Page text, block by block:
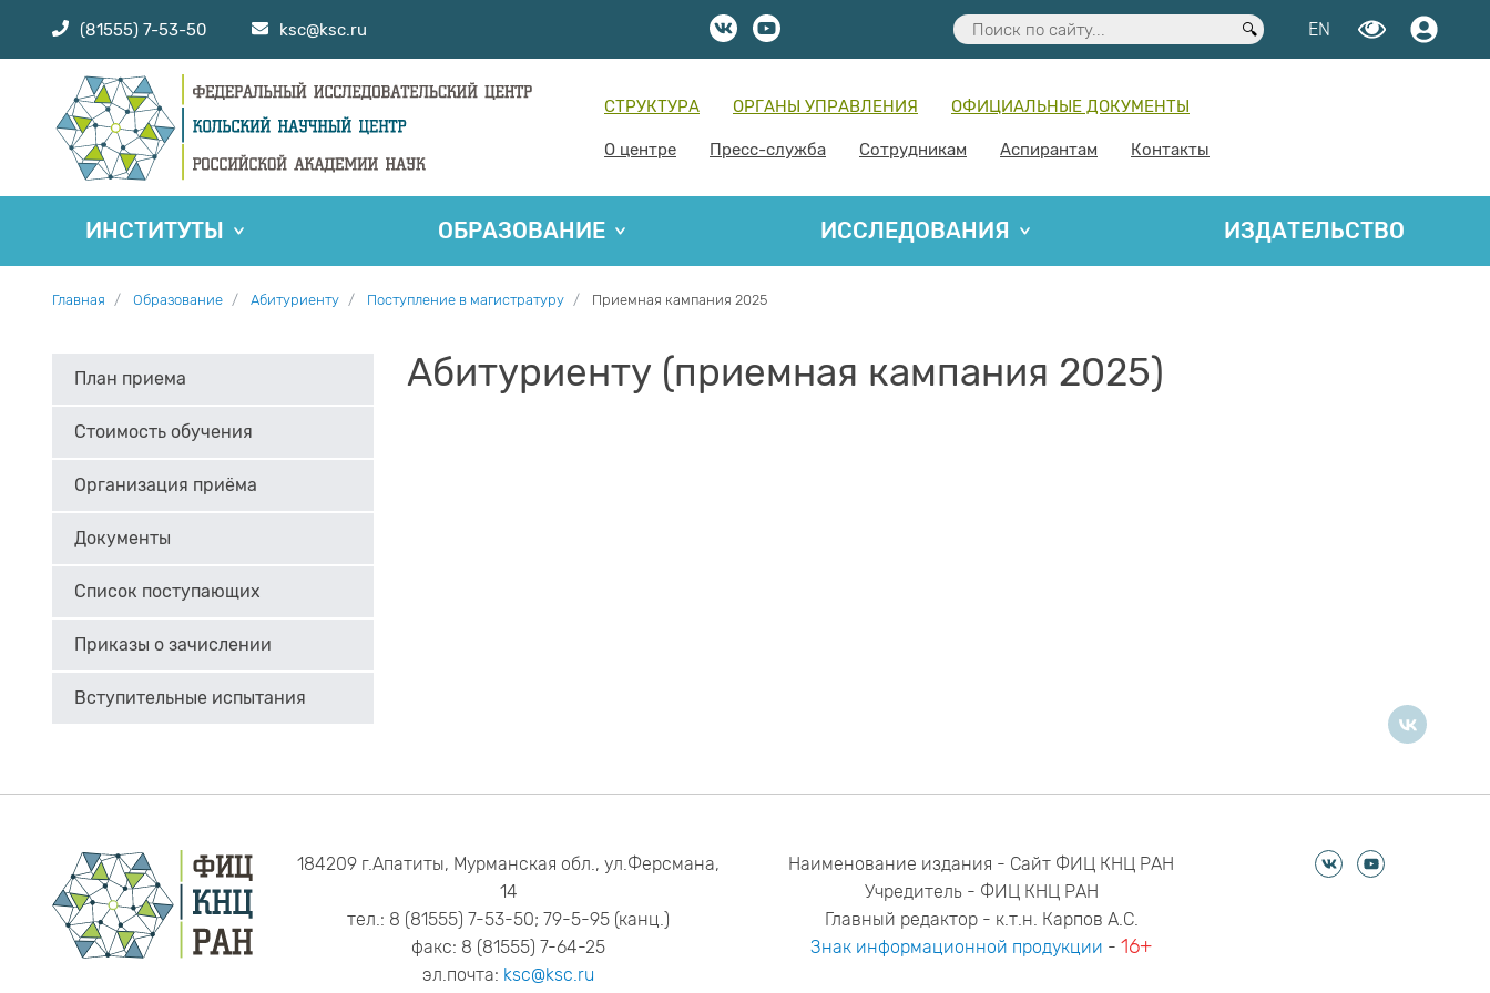
(81555) 7-53-50 ksc@ksc.ru EN
СТРУКТУРА ОРГАНЫ УПРАВЛЕНИЯ ОФИЦИАЛЬНЫЕ ДОКУМЕНТЫ
О центре Пресс-служба Сотрудникам Аспирантам Контакты
ИНСТИТУТЫ ОБРАЗОВАНИЕ ИССЛЕДОВАНИЯ ИЗДАТЕЛЬСТВО
Главная Образование Абитуриенту Поступление в магистратуру Приемная кампания 2025
План приема
Стоимость обучения
Организация приёма
Документы
Список поступающих
Приказы о зачислении
Вступительные испытания
Абитуриенту (приемная кампания 2025)
184209 г.Апатиты, Мурманская обл., ул.Ферсмана,
14
тел.: 8 (81555) 7-53-50; 79-5-95 (канц.)
факс: 8 (81555) 7-64-25
эл.почта: ksc@ksc.ru
Наименование издания - Сайт ФИЦ КНЦ РАН
Учредитель - ФИЦ КНЦ РАН
Главный редактор - к.т.н. Карпов А.С.
Знак информационной продукции -16+